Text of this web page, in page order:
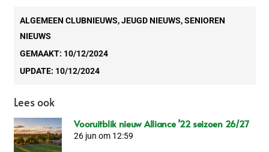
ALGEMEEN CLUBNIEUWS,JEUGD NIEUWS,SENIOREN
NIEUWS
GEMAAKT: 10/12/2024
UPDATE: 10/12/2024
Lees ook
Vooruitblik nieuw Alliance ’22 seizoen 26/27
26 jun om 12:59